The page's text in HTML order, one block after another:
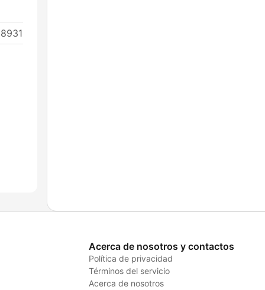
Acerca de nosotros y contactos
Política de privacidad
Términos del servicio
Acerca de nosotros